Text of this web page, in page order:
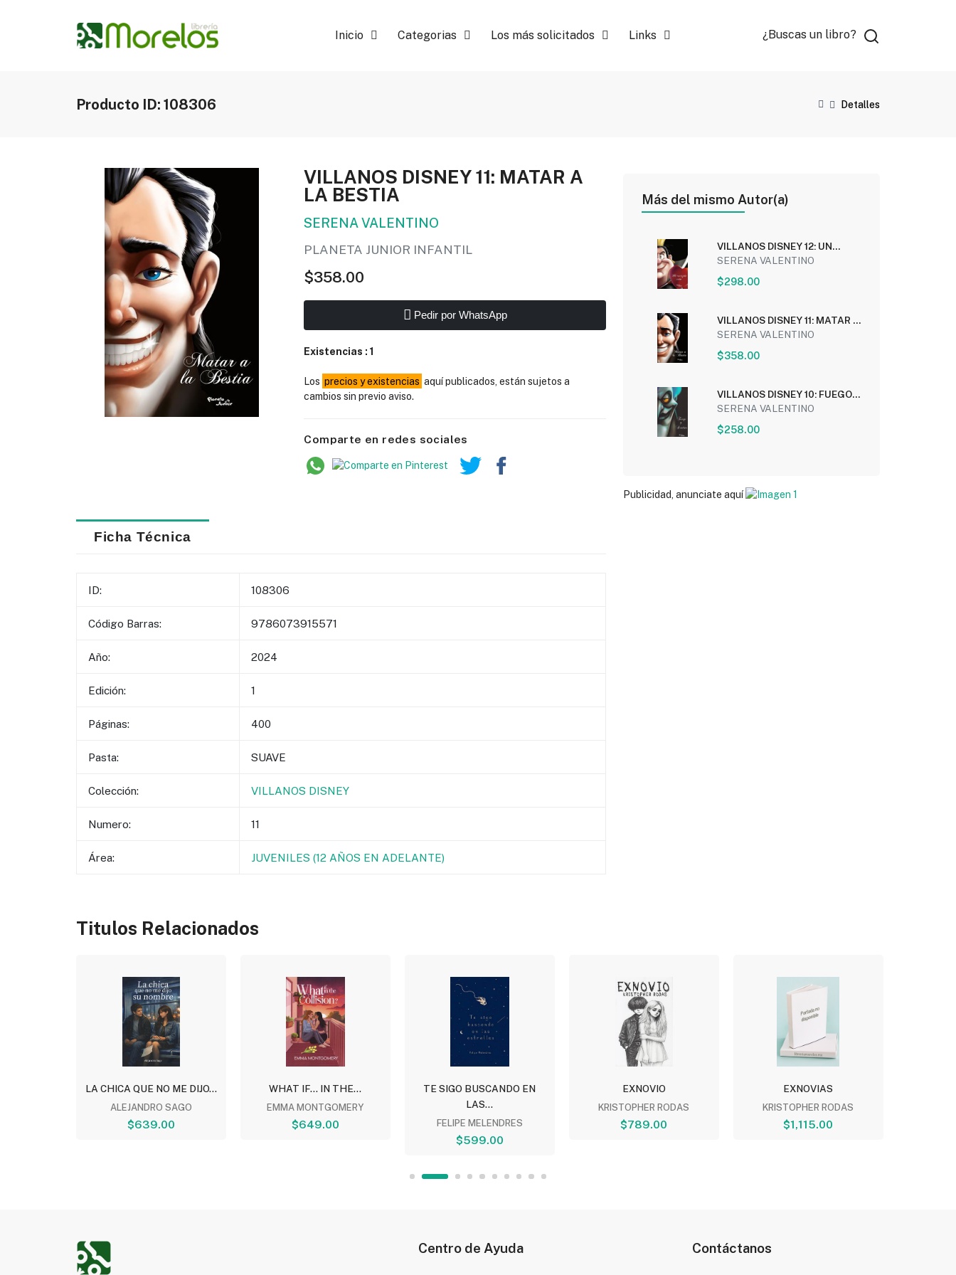
Inicio Categorias Los más solicitados Links ¿Buscas un libro?
Producto ID: 108306 Detalles
VILLANOS DISNEY 11: MATAR A
LA BESTIA
SERENA VALENTINO
PLANETA JUNIOR INFANTIL
$358.00
Pedir por WhatsApp
Existencias :1
Los precios y existencias aquí publicados, están sujetos a
cambios sin previo aviso.
Comparte en redes sociales
Ficha Técnica
ID: 108306
Código Barras: 9786073915571
Año: 2024
Edición: 1
Páginas: 400
Pasta: SUAVE
Colección: VILLANOS DISNEY
Numero: 11
Área: JUVENILES (12 AÑOS EN ADELANTE)
Más del mismo Autor(a)
VILLANOS DISNEY 12: UN
CORAZON ROTO
SERENA VALENTINO
$298.00
VILLANOS DISNEY 11: MATAR A
LA BESTIA
SERENA VALENTINO
$358.00
VILLANOS DISNEY 10: FUEGO Y
DESTINO
SERENA VALENTINO
$258.00
Publicidad, anunciate aquí
Titulos Relacionados
LA CHICA QUE NO ME DIJO...
ALEJANDRO SAGO
$639.00
WHAT IF... IN THE...
EMMA MONTGOMERY
$649.00
TE SIGO BUSCANDO EN
LAS...
FELIPE MELENDRES
$599.00
EXNOVIO
KRISTOPHER RODAS
$789.00
EXNOVIAS
KRISTOPHER RODAS
$1,115.00
Centro de Ayuda Contáctanos